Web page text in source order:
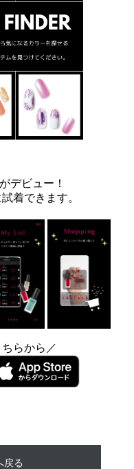
デビュー！
着できます。
らから／
戻る